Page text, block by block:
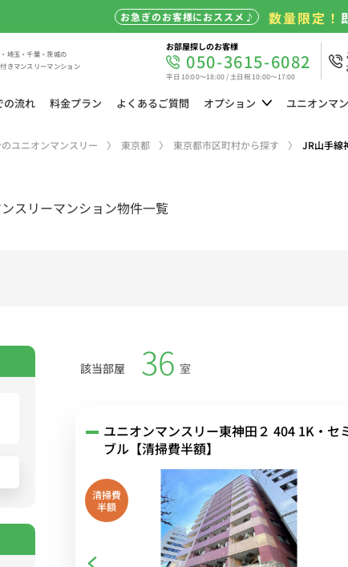
お急ぎのお客様におススメ♪ 数量限定！
埼玉・千葉・茨城の
きマンスリーマンション
お部屋探しのお客様
050-3615-6082
平日 10:00～18:00 / 土日祝 10:00～17:00
の流れ 料金プラン よくあるご質問 オプション ユニオンマ
ユニオンマンスリー 東京都 東京都市区町村から探す JR山手線
スリーマンション物件一覧
該当部屋 36 室
ユニオンマンスリー東神田２ 404 1K・セ
ブル【清掃費半額】
清掃費
半額